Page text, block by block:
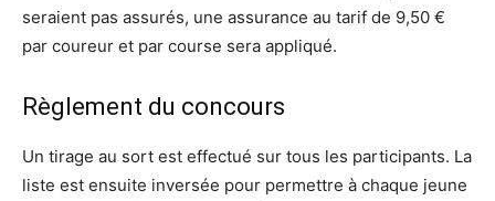
seraient pas assurés, une assurance au tarif de 9,50 €
par coureur et par course sera appliqué.
Règlement du concours
Un tirage au sort est effectué sur tous les participants. La
liste est ensuite inversée pour permettre à chaque jeune